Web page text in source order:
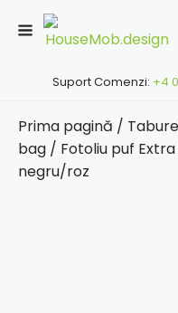
Suport Comenzi: +4
Prima pagină /
bag / Fotoliu puf
negru/roz